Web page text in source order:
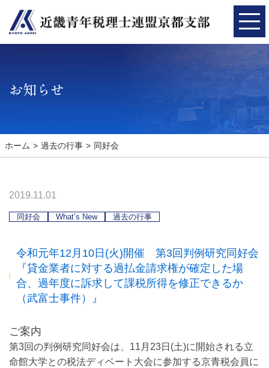
お知らせ
ホーム 過去の行事 同好会
2019.11.01
同好会 What’s New 過去の行事
令和元年12月10日(火)開催 第3回判例研究同好会
『貸金業者に対する過払金請求権が確定した場
合、過年度に訴求して課税所得を修正できるか
（武富士事件）』
ご案内
第3回の判例研究同好会は、11月23日(土)に開始される立
命館大学との税法ディベート大会に参加する京青税会員に